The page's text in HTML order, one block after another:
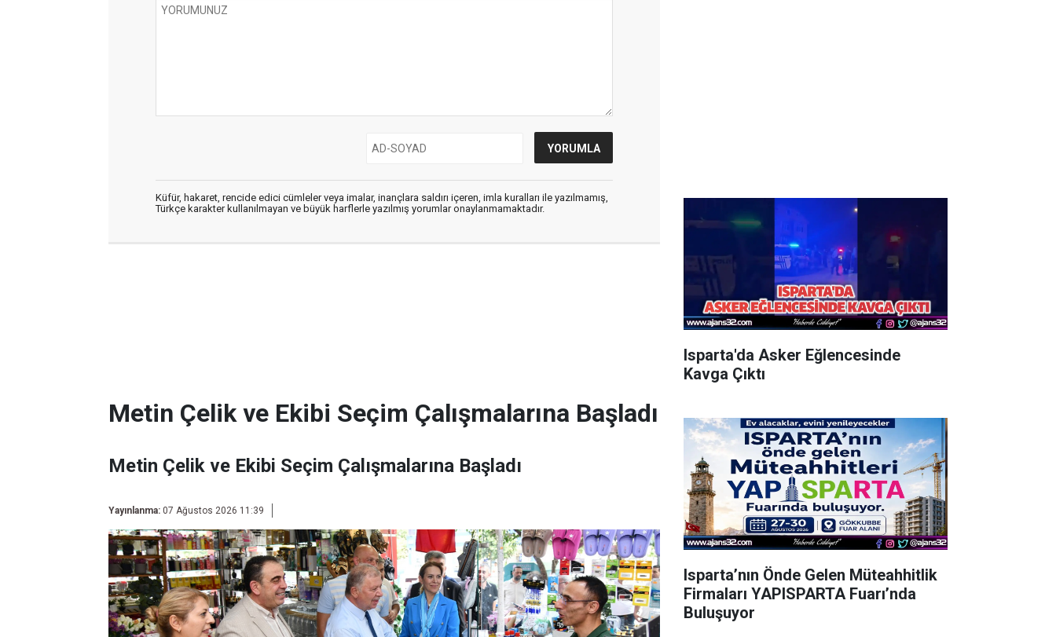
Küfür, hakaret, rencide edici cümleler veya imalar, inançlara saldırı içeren, imla kuralları ile yazılmamış,
Türkçe karakter kullanılmayan ve büyük harflerle yazılmış yorumlar onaylanmamaktadır.
Metin Çelik ve Ekibi Seçim Çalışmalarına Başladı
Metin Çelik ve Ekibi Seçim Çalışmalarına Başladı
Yayınlanma: 07 Ağustos 2026 11:39
Isparta'da Asker Eğlencesinde
Kavga Çıktı
Isparta’nın Önde Gelen Müteahhitlik
Firmaları YAPISPARTA Fuarı’nda
Buluşuyor